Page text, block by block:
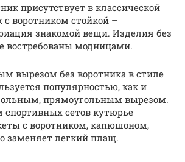
присутствует в классической
воротником стойкой –
знакомой вещи. Изделия без
востребованы модницами.
вырезом без воротника в стиле
популярностью, как и
прямоугольным вырезом.
сетов кутюрье
с воротником, капюшоном,
заменяет легкий плащ.